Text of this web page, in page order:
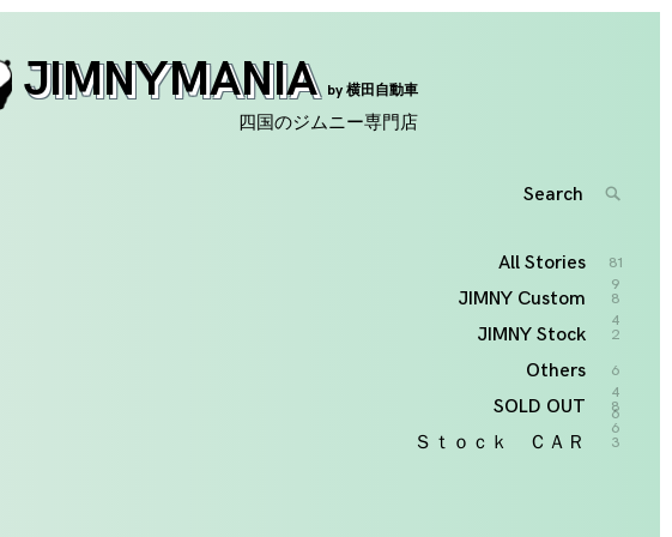
JIMNYMANIA by 横田自動車
四国のジムニー専門店
All Stories
81
9
JIMNY Custom
8
4
JIMNY Stock 2
Others
6
4
6
SOLD OUT
8
6
Ｓｔｏｃｋ ＣＡＲ 3